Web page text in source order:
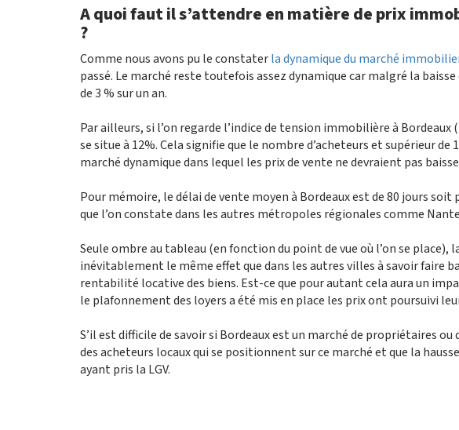
A quoi faut il s’attendre en matière de prix
?
Comme nous avons pu le constaterla dynamique du marché
passé. Le marché reste toutefois assez dynamique car malgré la
de 3 % sur un an.
Par ailleurs, si l’on regarde l’indice de tension immobilière à
se situe à 12%. Cela signifie que le nombre d’acheteurs et supérieur
marché dynamique dans lequel les prix de vente ne devraient pas
Pour mémoire, le délai de vente moyen à Bordeaux est de 80 jours soit
que l’on constate dans les autres métropoles régionales comme
Seule ombre au tableau (en fonction du point de vue où l’on se
inévitablement le même effet que dans les autres villes à savoir faire
rentabilité locative des biens. Est-ce que pour autant cela aura un
le plafonnement des loyers a été mis en place les prix ont poursuivi
S’il est difficile de savoir si Bordeaux est un marché de propriétaires ou
des acheteurs locaux qui se positionnent sur ce marché et que la
ayant pris la LGV.